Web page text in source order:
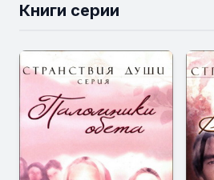
Книги серии